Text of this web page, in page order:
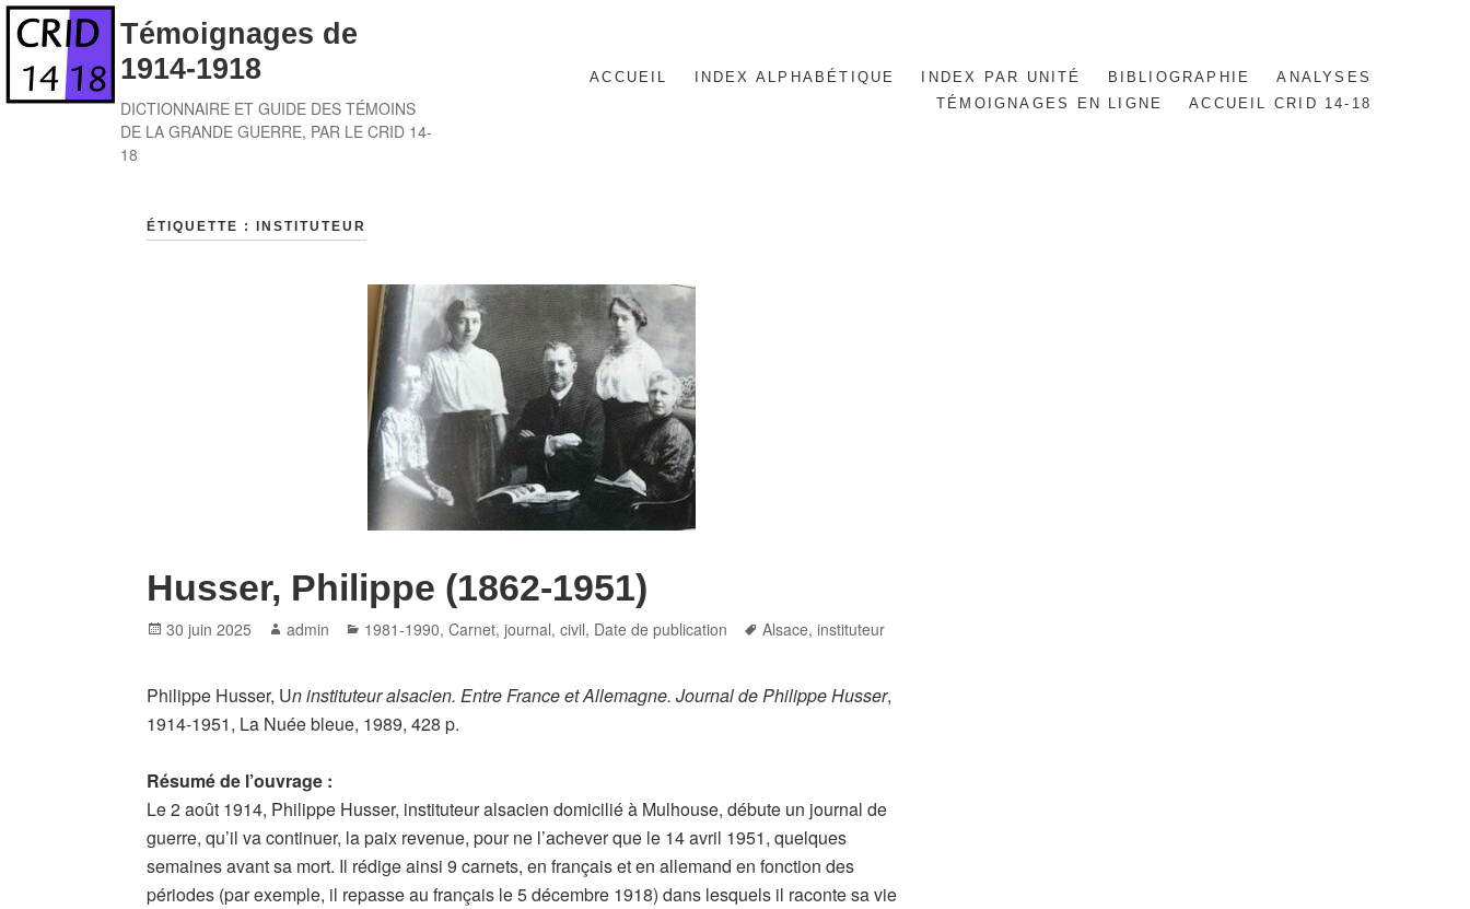
Skip
content
Témoignages de
1914-1918
DICTIONNAIRE ET GUIDE DES TÉMOINS
DE LA GRANDE GUERRE, PAR LE CRID 14-
18
ACCUEIL INDEX ALPHABÉTIQUE INDEX PAR UNITÉ BIBLIOGRAPHIE
ANALYSES
TÉMOIGNAGES EN LIGNE
ACCUEIL CRID 14-18
ÉTIQUETTE : INSTITUTEUR
Husser, Philippe (1862-1951)
Posted
30 juin 2025 Author
admin Categories
1981-1990,Carnet, journal,civil, Date de publication Tags
Alsace,instituteur
Philippe Husser, Un instituteur alsacien. Entre France et Allemagne. Journal de Philippe Husser,
1914-1951, La Nuée bleue, 1989, 428 p.
Résumé de l’ouvrage :
Le 2 août 1914, Philippe Husser, instituteur alsacien domicilié à Mulhouse, débute un journal de
guerre, qu’il va continuer, la paix revenue, pour ne l’achever que le 14 avril 1951, quelques
semaines avant sa mort. Il rédige ainsi 9 carnets, en français et en allemand en fonction des
périodes (par exemple, il repasse au français le 5 décembre 1918) dans lesquels il raconte sa vie